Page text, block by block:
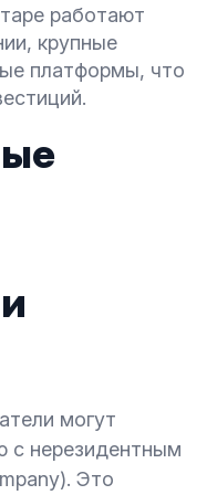
работают
крупные
платформы, что
могут
с нерезидентным
Это